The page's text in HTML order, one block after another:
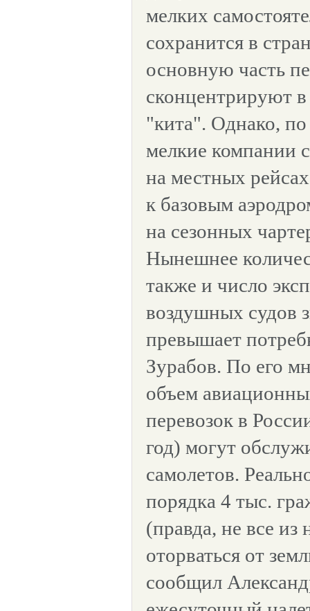
мелких
сохранится в
основную часть
сконцентрируют
"кита". Однако,
мелкие компании
на местных
к базовым
на сезонных
Нынешнее
также и число
воздушных судов
превышает
Зурабов. По его
объем
перевозок в
год) могут
самолетов.
порядка 4 тыс.
(правда, не все
оторваться от
сообщил